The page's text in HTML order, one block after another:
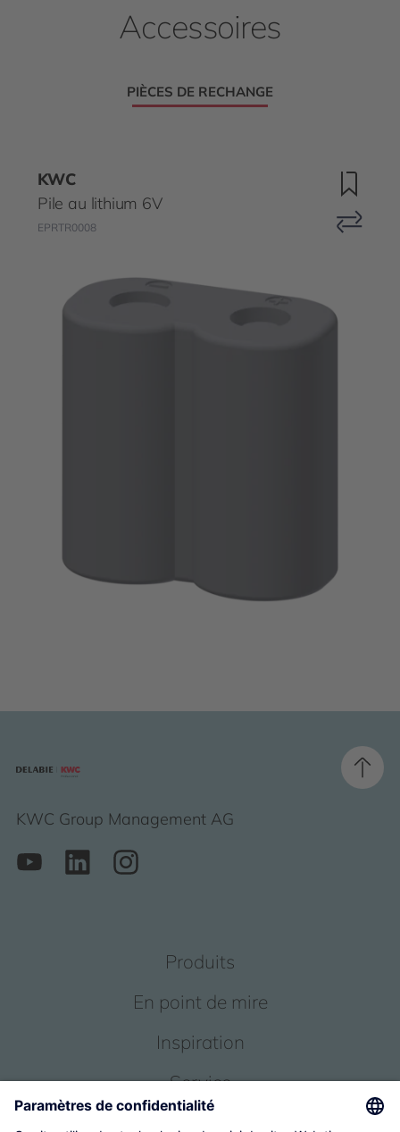
Accessoires
PIÈCES DE RECHANGE
KWC
Pile au lithium 6V
EPRTR0008
KWC Group Management AG
Produits
En point de mire
Inspiration
Service